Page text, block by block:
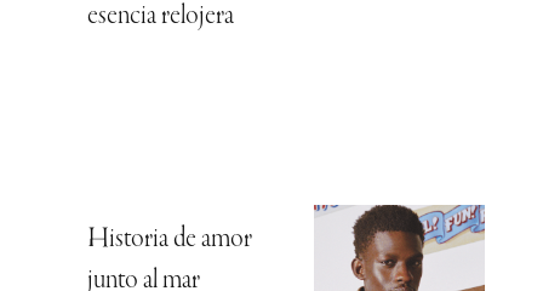
esencia relojera
Historia de amor
junto al mar